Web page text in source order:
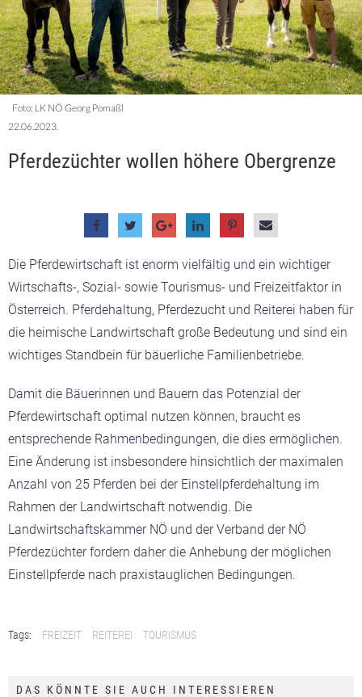
Foto: LK NÖ Georg Pomaßl
22.06.2023.
Pferdezüchter wollen höhere Obergrenze
Die Pferdewirtschaft ist enorm vielfältig und ein wichtiger
Wirtschafts-, Sozial- sowie Tourismus- und Freizeitfaktor in
Österreich. Pferdehaltung, Pferdezucht und Reiterei haben für
die heimische Landwirtschaft große Bedeutung und sind ein
wichtiges Standbein für bäuerliche Familienbetriebe.
Damit die Bäuerinnen und Bauern das Potenzial der
Pferdewirtschaft optimal nutzen können, braucht es
entsprechende Rahmenbedingungen, die dies ermöglichen.
Eine Änderung ist insbesondere hinsichtlich der maximalen
Anzahl von 25 Pferden bei der Einstellpferdehaltung im
Rahmen der Landwirtschaft notwendig. Die
Landwirtschaftskammer NÖ und der Verband der NÖ
Pferdezüchter fordern daher die Anhebung der möglichen
Einstellpferde nach praxistauglichen Bedingungen.
Tags: FREIZEIT REITEREI TOURISMUS
DAS KÖNNTE SIE AUCH INTERESSIEREN